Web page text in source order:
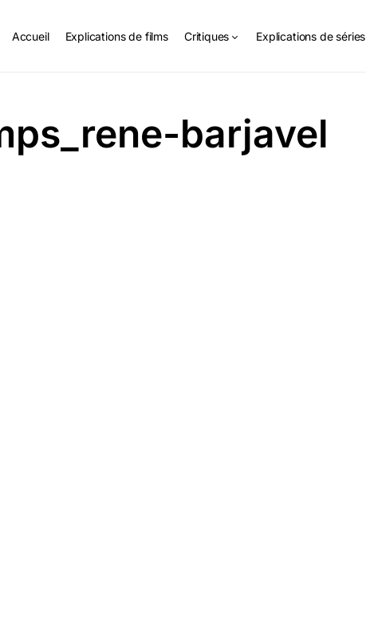
Accueil Explications de films Critiques Explications de séries
barjavel